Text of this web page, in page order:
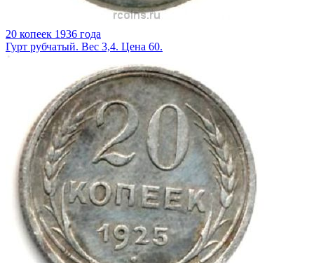
20 копеек 1936 года
Гурт рубчатый. Вес 3,4. Цена 60.